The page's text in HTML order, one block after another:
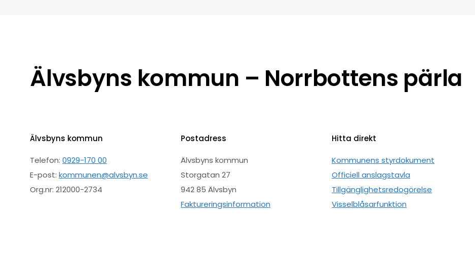
Älvsbyns kommun – Norrbottens pärla
Älvsbyns kommun
Telefon:0929-170 00
E-post:kommunen@alvsbyn.se
Org.nr: 212000-2734
Postadress
Älvsbyns kommun
Storgatan 27
942 85 Älvsbyn
Faktureringsinformation
Hitta direkt
Kommunens styrdokument
Officiell anslagstavla
Tillgänglighetsredogörelse
Visselblåsarfunktion